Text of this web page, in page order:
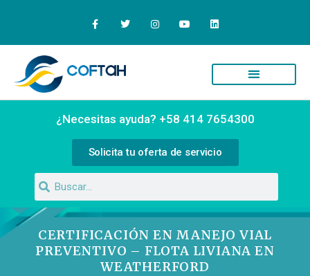
¿Necesitas ayuda? +58 414 7654300
Solicita tu oferta de servicio
CERTIFICACIÓN EN MANEJO VIAL
PREVENTIVO – FLOTA LIVIANA EN
WEATHERFORD